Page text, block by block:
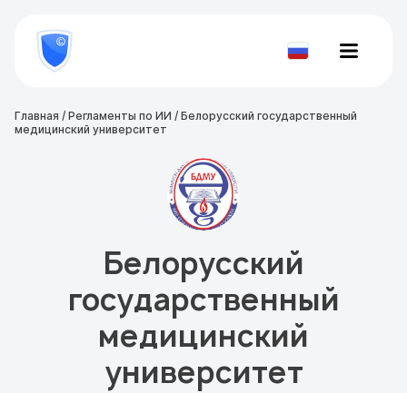
800
777-
81-Проверить
Главная / Регламенты по ИИ / Белорусский государственный
медицинский университет
Белорусский
государственный
медицинский
университет